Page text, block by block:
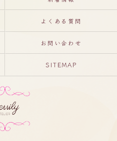
よくある質問
お問い合わせ
SITEMAP